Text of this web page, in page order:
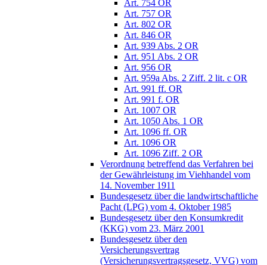
Art. 754 OR
Art. 757 OR
Art. 802 OR
Art. 846 OR
Art. 939 Abs. 2 OR
Art. 951 Abs. 2 OR
Art. 956 OR
Art. 959a Abs. 2 Ziff. 2 lit. c OR
Art. 991 ff. OR
Art. 991 f. OR
Art. 1007 OR
Art. 1050 Abs. 1 OR
Art. 1096 ff. OR
Art. 1096 OR
Art. 1096 Ziff. 2 OR
Verordnung betreffend das Verfahren bei
der Gewährleistung im Viehhandel vom
14. November 1911
Bundesgesetz über die landwirtschaftliche
Pacht (LPG) vom 4. Oktober 1985
Bundesgesetz über den Konsumkredit
(KKG) vom 23. März 2001
Bundesgesetz über den
Versicherungsvertrag
(Versicherungsvertragsgesetz, VVG) vom